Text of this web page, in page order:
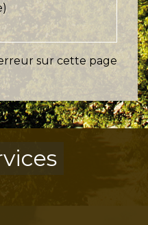
sur cette page